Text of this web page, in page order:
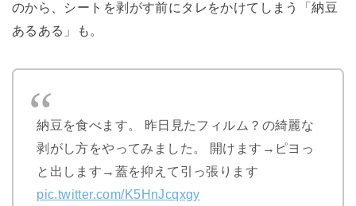
のから、シートを剥がす前にタレをかけてしまう「納豆
あるある」も。
納豆を食べます。 昨日見たフィルム？の綺麗な
剥がし方をやってみました。 開けます→ピヨっ
と出します→蓋を抑えて引っ張ります
pic.twitter.com/K5HnJcqxgy